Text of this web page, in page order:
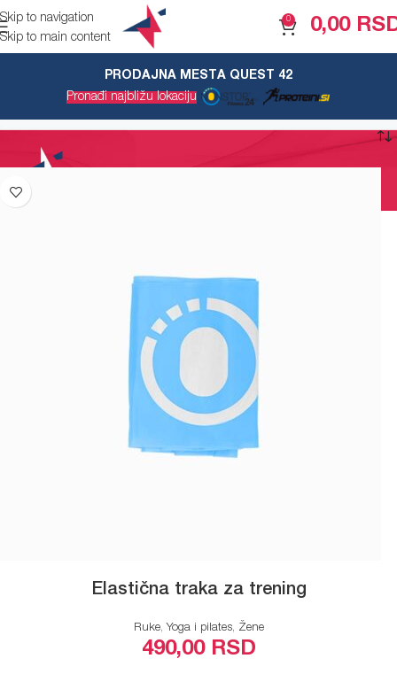
Skip to navigation
Skip to main content
0 0,00
PRODAJNA MESTA QUEST 42
Pronađi najbližu lokaciju
ljubičasta
Elastična traka za trening
Ruke, Yoga i pilates, Žene
490,00 RSD